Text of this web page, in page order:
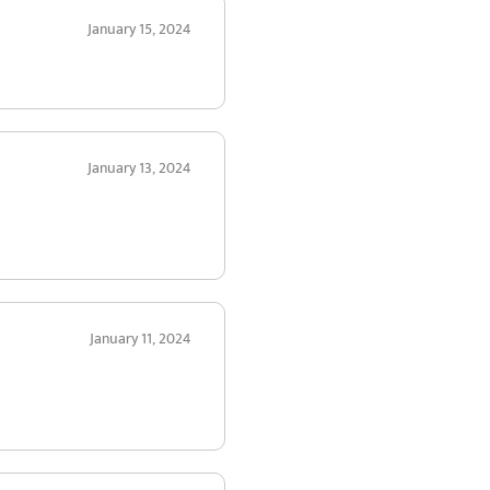
January 15, 2024
January 13, 2024
January 11, 2024